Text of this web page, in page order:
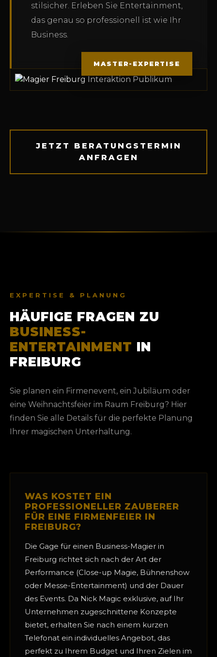
stilsicher. Erleben Sie Entertainment,
das genau so professionell ist wie Ihr
Business.
MASTER-EXPERTISE
JETZT BERATUNGSTERMIN
ANFRAGEN
EXPERTISE & PLANUNG
HÄUFIGE FRAGEN ZU
BUSINESS-
ENTERTAINMENT IN
FREIBURG
Sie planen ein Firmenevent, ein Jubiläum oder
eine Weihnachtsfeier im Raum Freiburg? Hier
finden Sie alle Details für die perfekte Planung
Ihrer magischen Unterhaltung.
WAS KOSTET EIN
PROFESSIONELLER ZAUBERER
FÜR EINE FIRMENFEIER IN
FREIBURG?
Die Gage für einen Business-Magier in
Freiburg richtet sich nach der Art der
Performance (Close-up Magie, Bühnenshow
oder Messe-Entertainment) und der Dauer
des Events. Da Nick Magic exklusive, auf Ihr
Unternehmen zugeschnittene Konzepte
bietet, erhalten Sie nach einem kurzen
Telefonat ein individuelles Angebot, das
perfekt zu Ihrem Budget und Ihren Zielen im